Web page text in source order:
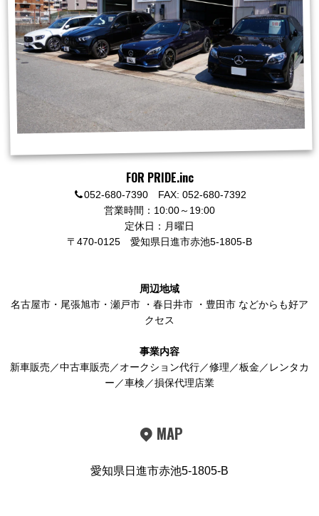
FOR PRIDE.inc
052-680-7390 FAX: 052-680-7392
営業時間：10:00～19:00
定休日：月曜日
〒470-0125 愛知県日進市赤池5-1805-B
周辺地域
名古屋市 ・ 尾張旭市 ・ 瀬戸市 ・ 春日井市 ・ 豊田市 などからも好ア
クセス
事業内容
新車販売／中古車販売／オークション代行／修理／板金／レンタカ
ー／車検／損保代理店業
MAP
愛知県日進市赤池5-1805-B